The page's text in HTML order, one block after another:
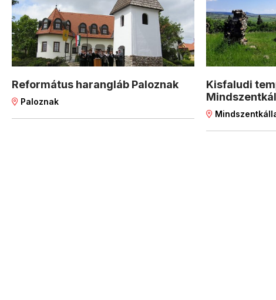
Református harangláb Paloznak
Paloznak
Kisfaludi